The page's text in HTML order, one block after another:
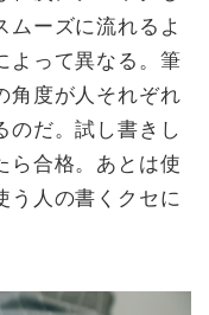
ムーズに流れるよ
よって異なる。筆
角度が人それぞれ
のだ。試し書きし
ら合格。あとは使
う人の書くクセに